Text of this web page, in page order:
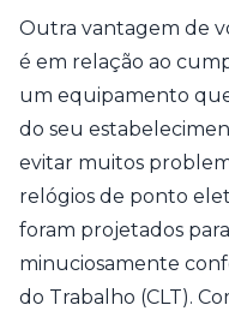
Outra vantagem de
é em relação ao
um equipamento
do seu
evitar muitos
relógios de ponto
foram projetados
minuciosamente
do Trabalho (CLT).